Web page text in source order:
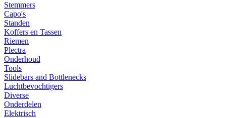
Stemmers
Capo's
Standen
Koffers en Tassen
Riemen
Plectra
Onderhoud
Tools
Slidebars and Bottlenecks
Luchtbevochtigers
Diverse
Onderdelen
Elektrisch